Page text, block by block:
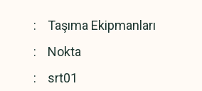
Taşıma Ekipmanları
Nokta
srt01